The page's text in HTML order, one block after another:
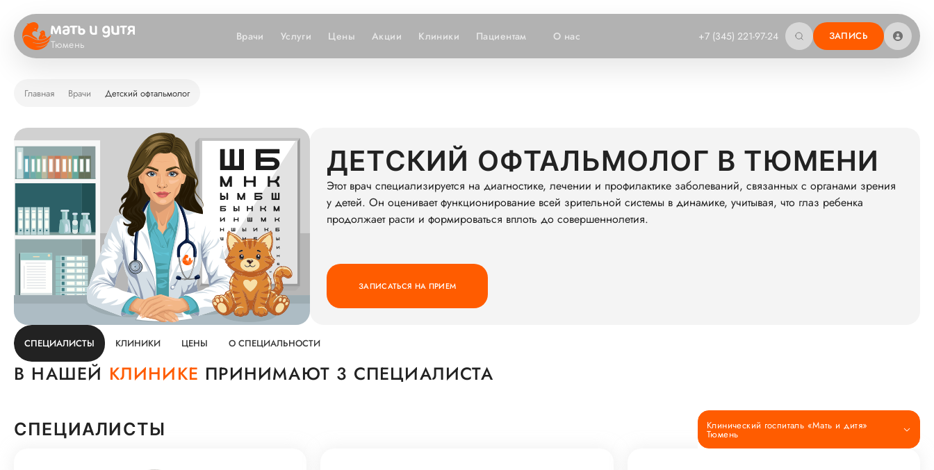
Тюмень
Врачи Услуги Цены Акции Клиники Пациентам О нас +7 (345) 221-97-24 ЗАПИСЬ
Главная Врачи Детский офтальмолог
ДЕТСКИЙ ОФТАЛЬМОЛОГ В ТЮМЕНИ
Этот врач специализируется на диагностике, лечении и профилактике заболеваний, связанных с органами зрения
у детей. Он оценивает функционирование всей зрительной системы в динамике, учитывая, что глаз ребенка
продолжает расти и формироваться вплоть до совершеннолетия.
ЗАПИСАТЬСЯ НА ПРИЕМ
СПЕЦИАЛИСТЫ КЛИНИКИ ЦЕНЫ О СПЕЦИАЛЬНОСТИ
В НАШЕЙ КЛИНИКЕ ПРИНИМАЮТ 3 СПЕЦИАЛИСТА
СПЕЦИАЛИСТЫ Клинический госпиталь «Мать и дитя»
Тюмень